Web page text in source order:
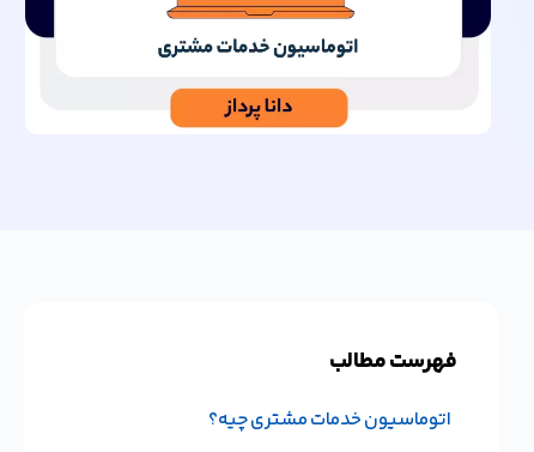
فهرست مطالب
اتوماسیون خدمات مشتری چیه؟